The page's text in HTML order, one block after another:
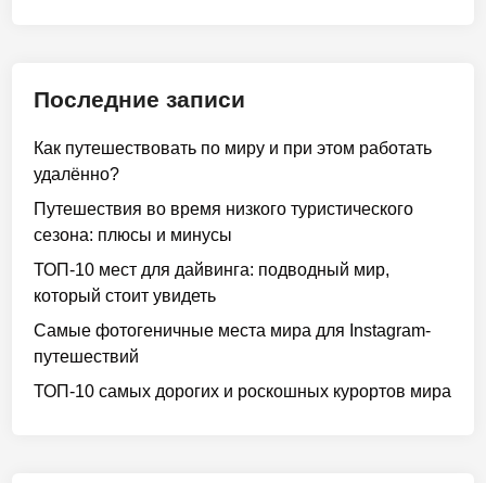
Последние записи
Как путешествовать по миру и при этом работать
удалённо?
Путешествия во время низкого туристического
сезона: плюсы и минусы
ТОП-10 мест для дайвинга: подводный мир,
который стоит увидеть
Самые фотогеничные места мира для Instagram-
путешествий
ТОП-10 самых дорогих и роскошных курортов мира